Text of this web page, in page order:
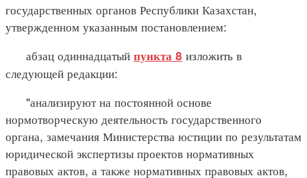
государственных органов Республики Казахстан,
утвержденном указанным постановлением:
абзац одиннадцатый пункта 8 изложить в
следующей редакции:
"анализируют на постоянной основе
нормотворческую деятельность государственного
органа, замечания Министерства юстиции по результатам
юридической экспертизы проектов нормативных
правовых актов, а также нормативных правовых актов,